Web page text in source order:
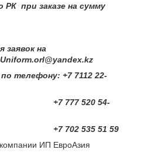
РК при заказе на сумму
заявок на
телефону: +7 7112 22-
520 54-
51 59
ИП ЕвроАзия